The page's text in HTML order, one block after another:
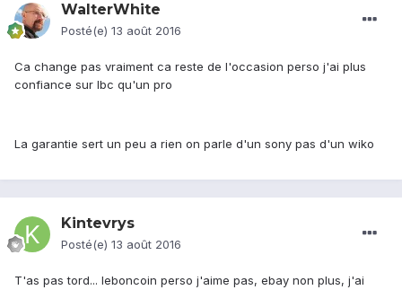
WalterWhite
Posté(e) 13 août 2016
Ca change pas vraiment ca reste de l'occasion perso j'ai plus
confiance sur lbc qu'un pro
La garantie sert un peu a rien on parle d'un sony pas d'un wiko
Kintevrys
Posté(e) 13 août 2016
T'as pas tord... leboncoin perso j'aime pas, ebay non plus, j'ai